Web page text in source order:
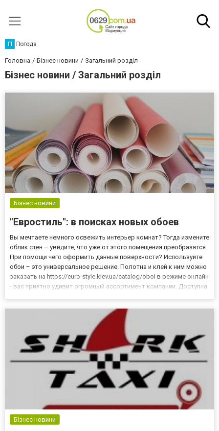
П Погода
Головна Бізнес новини Загальний розділ
Бізнес новини / Загальний розділ
Бізнес новини
"Евростиль": в поисках новых обоев
Вы мечтаете немного освежить интерьер комнат? Тогда измените
облик стен – увидите, что уже от этого помещения преобразятся.
При помощи чего оформить данные поверхности? Используйте
обои – это универсальное решение. Полотна и клей к ним можно
заказать на https://euro-style.kiev.ua/catalog/oboi в режиме онлайн
- вас приятно удивит огромный ассортимент компании. Доступна
Бізнес новини